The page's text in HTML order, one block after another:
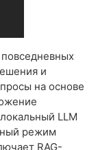
и
на основе
LLM
режим
RAG-